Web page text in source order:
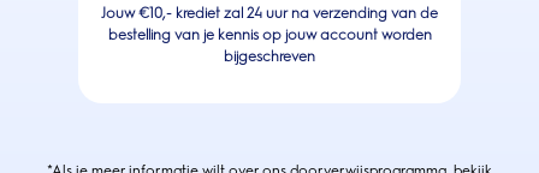
Jouw €10,- krediet zal 24 uur na verzending van de
bestelling van je kennis op jouw account worden
bijgeschreven